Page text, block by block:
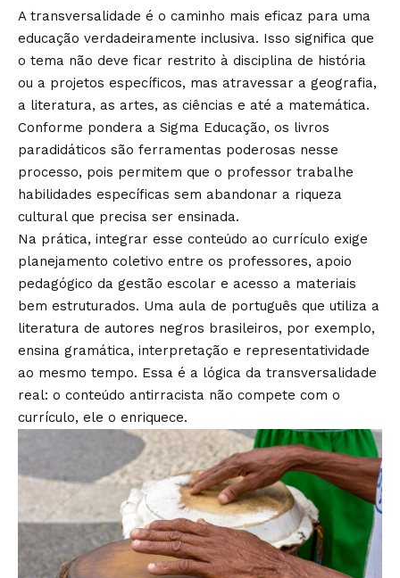
A transversalidade é o caminho mais eficaz para uma
educação verdadeiramente inclusiva. Isso significa que
o tema não deve ficar restrito à disciplina de história
ou a projetos específicos, mas atravessar a geografia,
a literatura, as artes, as ciências e até a matemática.
Conforme pondera a Sigma Educação, os livros
paradidáticos são ferramentas poderosas nesse
processo, pois permitem que o professor trabalhe
habilidades específicas sem abandonar a riqueza
cultural que precisa ser ensinada.
Na prática, integrar esse conteúdo ao currículo exige
planejamento coletivo entre os professores, apoio
pedagógico da gestão escolar e acesso a materiais
bem estruturados. Uma aula de português que utiliza a
literatura de autores negros brasileiros, por exemplo,
ensina gramática, interpretação e representatividade
ao mesmo tempo. Essa é a lógica da transversalidade
real: o conteúdo antirracista não compete com o
currículo, ele o enriquece.